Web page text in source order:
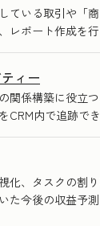
ている取引や「
レポート作成を行
ィー
関係構築に役立
CRM内で追跡でき
化、タスクの割
た今後の収益予